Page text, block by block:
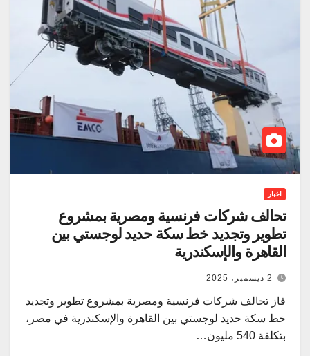
اخبار
تحالف شركات فرنسية ومصرية بمشروع
تطوير وتجديد خط سكة حديد لوجستي بين
القاهرة والإسكندرية
2 ديسمبر، 2025
فاز تحالف شركات فرنسية ومصرية بمشروع تطوير وتجديد
خط سكة حديد لوجستي بين القاهرة والإسكندرية في مصر،
بتكلفة 540 مليون…